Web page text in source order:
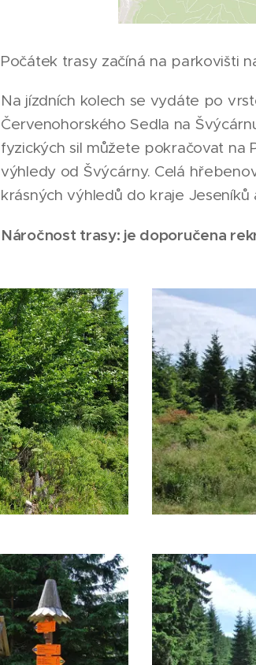
Počátek trasy začíná na parkovišti
Na jízdních kolech se vydáte po
Červenohorského Sedla na
fyzických sil můžete pokračovat na
výhledy od Švýcárny. Celá
krásných výhledů do kraje Jeseníků
Náročnost trasy: je doporučena